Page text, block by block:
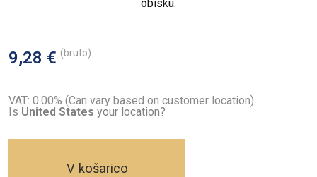
obisku.
9,28 € (bruto)
VAT: 0.00% (Can vary based on customer location).
Is United States your location?
V košarico